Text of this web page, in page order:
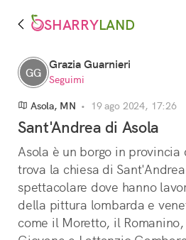
SHARRYLAND
GG
Grazia Guarnieri
Seguimi
Asola, MN • 19 ago 2024, 17:26
Sant'Andrea di Asola
Asola è un borgo in
trova la chiesa di
spettacolare dove hanno
della pittura lombarda e
come il Moretto, il